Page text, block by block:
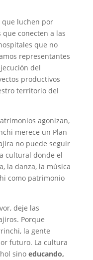
que luchen por
conecten a las
que no
representantes
del
productivos
territorio del
agonizan,
merece un Plan
no puede seguir
cultural donde el
la danza, la música
como patrimonio
deje las
Porque
la gente
futuro. La cultura
sino educando,